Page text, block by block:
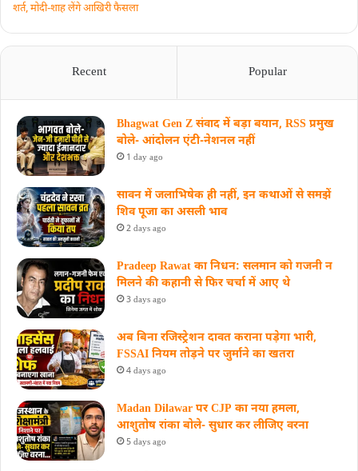
शर्त, मोदी-शाह लेंगे आखिरी फैसला
Recent Popular
Bhagwat Gen Z संवाद में बड़ा बयान, RSS प्रमुख
बोले- आंदोलन एंटी-नेशनल नहीं
1 day ago
सावन में जलाभिषेक ही नहीं, इन कथाओं से समझें
शिव पूजा का असली भाव
2 days ago
Pradeep Rawat का निधन: सलमान को गजनी न
मिलने की कहानी से फिर चर्चा में आए थे
3 days ago
अब बिना रजिस्ट्रेशन दावत कराना पड़ेगा भारी,
FSSAI नियम तोड़ने पर जुर्माने का खतरा
4 days ago
Madan Dilawar पर CJP का नया हमला,
आशुतोष रांका बोले- सुधार कर लीजिए वरना
5 days ago